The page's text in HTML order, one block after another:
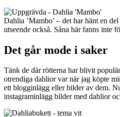
Dahlia ’Mambo’ – det har hänt en
utseende också. Såna här fanns inte
Det går mode i saker
Tänk de där rötterna har blivit
otrendiga dahlior var när jag köpte
ett blogginlägg eller bilder av dem.
instagraminlägg bilder med dahlior